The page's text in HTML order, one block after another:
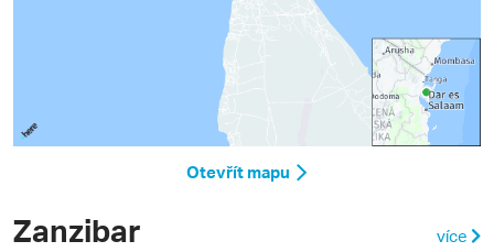
Otevřít mapu
Zanzibar více